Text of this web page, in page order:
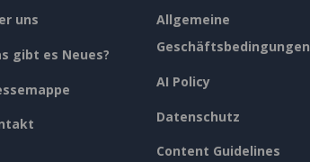
uns
gibt es Neues?
Allgemeine
Geschäftsbedingungen
AI Policy
Datenschutz
Content Guidelines